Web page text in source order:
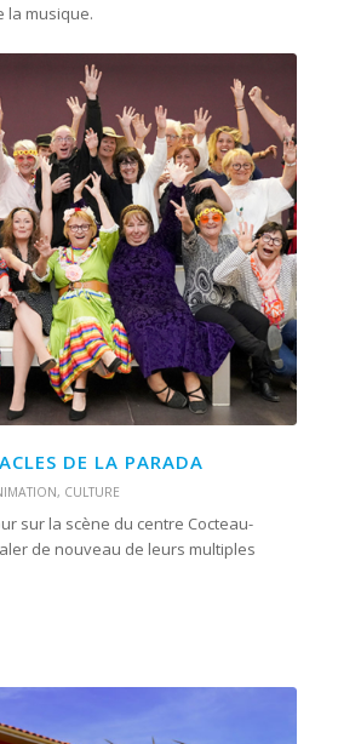
la musique.
DE LA PARADA
, CULTURE
sur la scène du centre Cocteau-
de nouveau de leurs multiples